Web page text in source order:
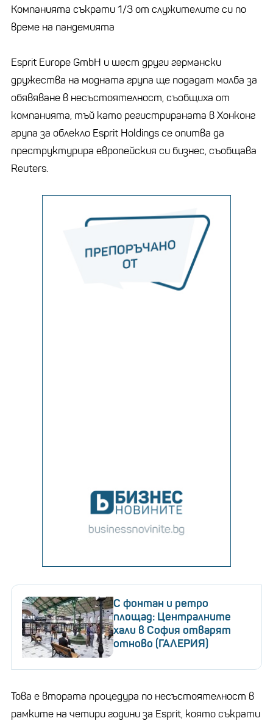
Компанията съкрати 1/3 от служителите си по
време на пандемията
Esprit Europe GmbH и шест други германски
дружества на модната група ще подадат молба за
обявяване в несъстоятелност, съобщиха от
компанията, тъй като регистрираната в Хонконг
група за облекло Esprit Holdings се опитва да
преструктурира европейския си бизнес, съобщава
Reuters.
С фонтан и ретро
площад: Централните
хали в София отварят
отново (ГАЛЕРИЯ)
Това е втората процедура по несъстоятелност в
рамките на четири години за Esprit, която съкрати